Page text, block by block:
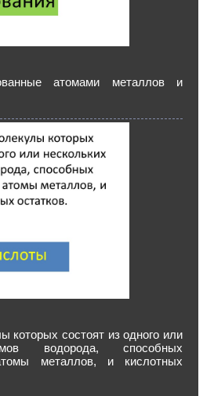
атомами металлов и
которых состоят из одного или
водорода, способных
металлов, и кислотных